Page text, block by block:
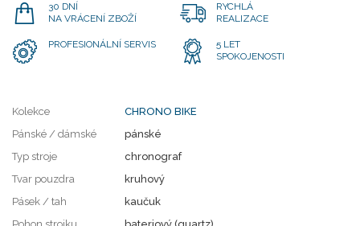
30 DNÍ
NA VRÁCENÍ ZBOŽÍ
RYCHLÁ
REALIZACE
PROFESIONÁLNÍ SERVIS
5 LET
SPOKOJENOSTI
Kolekce
CHRONO BIKE
Pánské / dámské
pánské
Typ stroje
chronograf
Tvar pouzdra
kruhový
Pásek / tah
kaučuk